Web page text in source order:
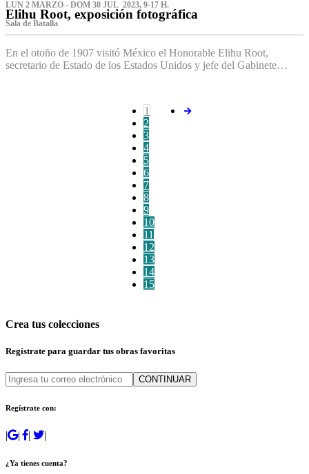
LUN 2 MARZO - DOM 30 JUL 2023, 9-17 H.
Elihu Root, exposición fotográfica
Sala de Batalla
En el otoño de 1907 visitó México el Honorable Elihu Root,
secretario de Estado de los Estados Unidos y jefe del Gabinete…
1
2
3
4
5
6
7
8
9
10
11
12
13
14
15
Crea tus colecciones
Regístrate para guardar tus obras favoritas
CONTINUAR
Regístrate con:
| | | |
¿Ya tienes cuenta?